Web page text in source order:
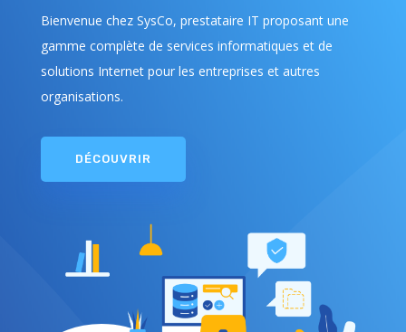
Bienvenue chez SysCo, prestataire IT proposant une
gamme complète de services informatiques et de
solutions Internet pour les entreprises et autres
organisations.
DÉCOUVRIR